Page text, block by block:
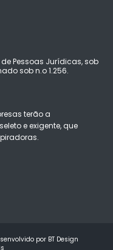
Pessoas Jurídicas, sob
sob n.o 1.256.
terão a
e exigente, que
por BT Design